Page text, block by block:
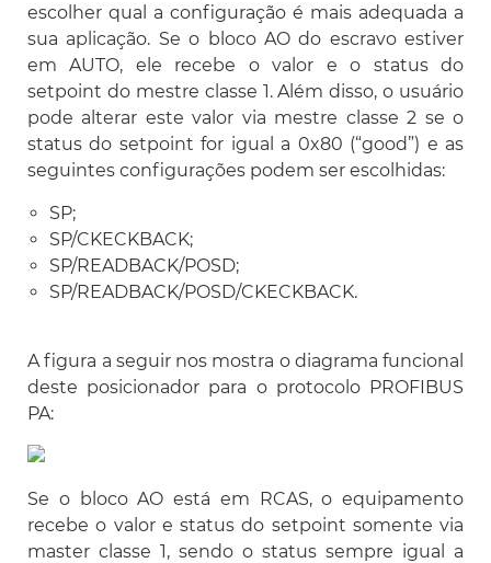
escolher qual a configuração é mais adequada a
sua aplicação. Se o bloco AO do escravo estiver
em AUTO, ele recebe o valor e o status do
setpoint do mestre classe 1. Além disso, o usuário
pode alterar este valor via mestre classe 2 se o
status do setpoint for igual a 0x80 (“good”) e as
seguintes configurações podem ser escolhidas:
SP;
SP/CKECKBACK;
SP/READBACK/POSD;
SP/READBACK/POSD/CKECKBACK.
A figura a seguir nos mostra o diagrama funcional
deste posicionador para o protocolo PROFIBUS
PA:
Se o bloco AO está em RCAS, o equipamento
recebe o valor e status do setpoint somente via
master classe 1, sendo o status sempre igual a